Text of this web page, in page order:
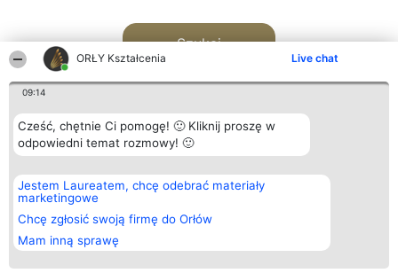
ORŁY Kształcenia Live chat
09:14
Cześć, chętnie Ci pomogę! 🙂 Kliknij proszę w
odpowiedni temat rozmowy! 🙂
Jestem Laureatem, chcę odebrać materiały
marketingowe
Chcę zgłosić swoją firmę do Orłów
Mam inną sprawę
Szukaj
Organizator plebiscytu
Bright Side Solutions sp. z o.
o. sp. k.
ul. Ruska 22
Wrocław 50-079
KRS 0000749100 | Regon
381313360 | NIP 8943132676
Plebiscyt
Laureaci
wszystkich
Laureatów
Regulamin
Kontakt
Kontakt